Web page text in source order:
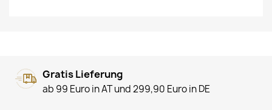
Gratis Lieferung
ab 99 Euro in AT und 299,90 Euro in DE